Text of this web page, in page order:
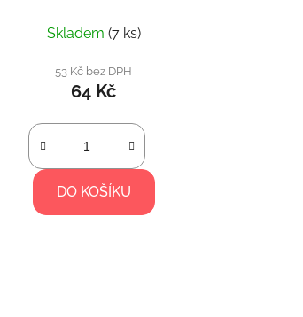
Skladem (7 ks)
53 Kč bez DPH
64 Kč
DO KOŠÍKU